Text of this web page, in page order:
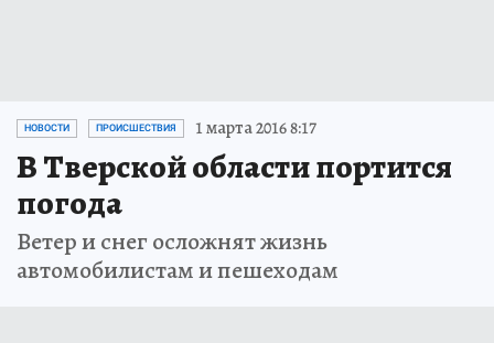
НОВОСТИ ПРОИСШЕСТВИЯ 1 марта 2016 8:17
В Тверской области портится
погода
Ветер и снег осложнят жизнь
автомобилистам и пешеходам